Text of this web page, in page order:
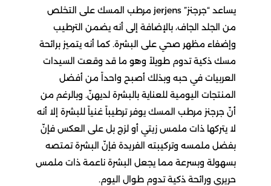
يساعد “جرجنز” jerjens مرطب المسك على التخلص
من الجلد الجاف، بالإضافة إلى أنه يضمن الترطيب
وإضفاء مظهر صحي على البشرة. كما أنه يتميز برائحة
مسك ذكية تدوم طويلاً وهو ما قد وقعت السيدات
العربيات في حبه وبذلك أصبح واحداً من أفضل
المنتجات اليومية للعناية بالبشرة لديهنّ. وبالرغم من
أنّ جرجنز مرطب المسك يوفر ترطيباً غنياً للبشرة إلا أنه
لا يتركها ذات ملمس زيتي أو لزج بل على العكس فإنّ
بفضل ملمسه وتركيبته الفريدة فإنّ البشرة تمتصه
بسهولة وبسرعة مما يجعل البشرة ناعمة ذات ملمس
حريري ورائحة ذكية تدوم طوال اليوم.